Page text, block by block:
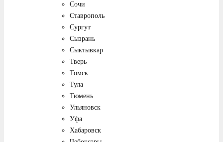
Сочи
Ставрополь
Сургут
Сызрань
Сыктывкар
Тверь
Томск
Тула
Тюмень
Ульяновск
Уфа
Хабаровск